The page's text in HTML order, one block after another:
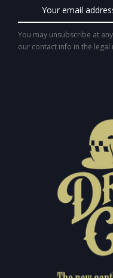
You may unsubscribe at
our contact info in the legal